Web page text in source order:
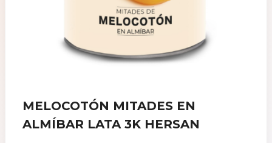
MELOCOTÓN MITADES EN
ALMÍBAR LATA 3K HERSAN